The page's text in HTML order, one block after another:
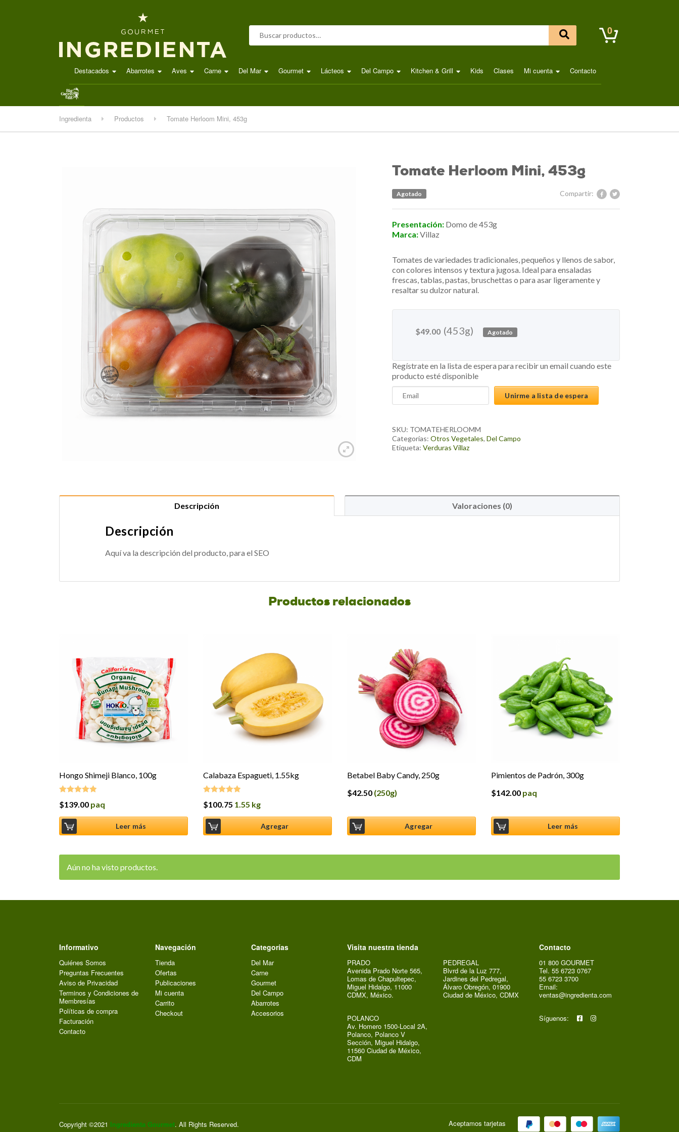
Buscar por: 0
Destacados Abarrotes Aves Carne Del Mar Gourmet Lácteos Del Campo Kitchen & Grill Kids Clases Mi cuenta Contacto
.
Ingredienta Productos Tomate Herloom Mini, 453g
Tomate Herloom Mini, 453g
Compartir:
Agotado
Presentación: Domo de 453g
Marca:Villaz
Tomates de variedades tradicionales, pequeños y llenos de sabor,
con colores intensos y textura jugosa. Ideal para ensaladas
frescas, tablas, pastas, bruschettas o para asar ligeramente y
resaltar su dulzor natural.
$49.00 (453g) Agotado
Regístrate en la lista de espera para recibir un email cuando este
producto esté disponible
Enter
your
address
to
join
for
product
Unirme a lista de espera
SKU: TOMATEHERLOOMM
Categorías:Otros Vegetales,Del Campo
Etiqueta:Verduras Villaz
Descripción Valoraciones (0)
Descripción
Aquí va la descripción del producto, para el SEO
Productos relacionados
Hongo Shimeji Blanco, 100g
Valorado en
$139.00 paq
Leer más
Calabaza Espagueti, 1.55kg
Valorado en
$100.75 1.55 kg
Agregar
Betabel Baby Candy, 250g
$42.50 (250g)
Agregar
Pimientos de Padrón, 300g
$142.00 paq
Leer más
Aún no ha visto productos.
Informativo
Quiénes Somos
Preguntas Frecuentes
Aviso de Privacidad
Terminos y Condiciones de
Membresías
Políticas de compra
Facturación
Contacto
Navegación
Tienda
Ofertas
Publicaciones
Mi cuenta
Carrito
Checkout
Categorías
Del Mar
Carne
Gourmet
Del Campo
Abarrotes
Accesorios
Visita nuestra tienda
PRADO
Avenida Prado Norte 565,
Lomas de Chapultepec,
Miguel Hidalgo, 11000
CDMX, México.
POLANCO
Av. Homero 1500-Local 2A,
Polanco, Polanco V
Sección, Miguel Hidalgo,
11560 Ciudad de México,
CDM
PEDREGAL
Blvrd de la Luz 777,
Jardines del Pedregal,
Álvaro Obregón, 01900
Ciudad de México, CDMX
Contacto
01 800 GOURMET
Tel. 55 6723 0767
55 6723 3700
Email:
ventas@ingredienta.com
Síguenos:
Copyright ©2021 Ingredienta Gourmet. All Rights Reserved. Aceptamos tarjetas